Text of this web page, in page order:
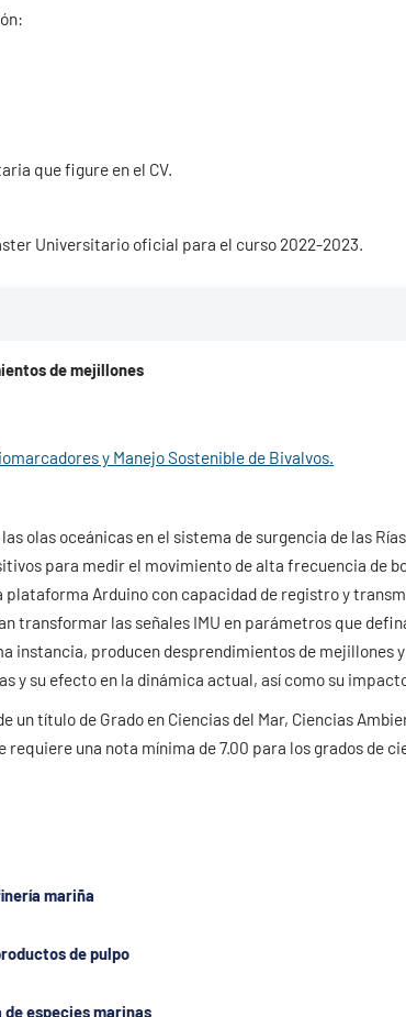
que figure en el CV.
Universitario oficial para el curso 2022-2023.
de mejillones
y Manejo Sostenible de Bivalvos.
olas oceánicas en el sistema de surgencia de las
para medir el movimiento de alta frecuencia de
Arduino con capacidad de registro y
transformar las señales IMU en parámetros que
instancia, producen desprendimientos de mejillones
y su efecto en la dinámica actual, así como su
un título de Grado en Ciencias del Mar, Ciencias
una nota mínima de 7.00 para los grados de
mariña
de pulpo
especies marinas